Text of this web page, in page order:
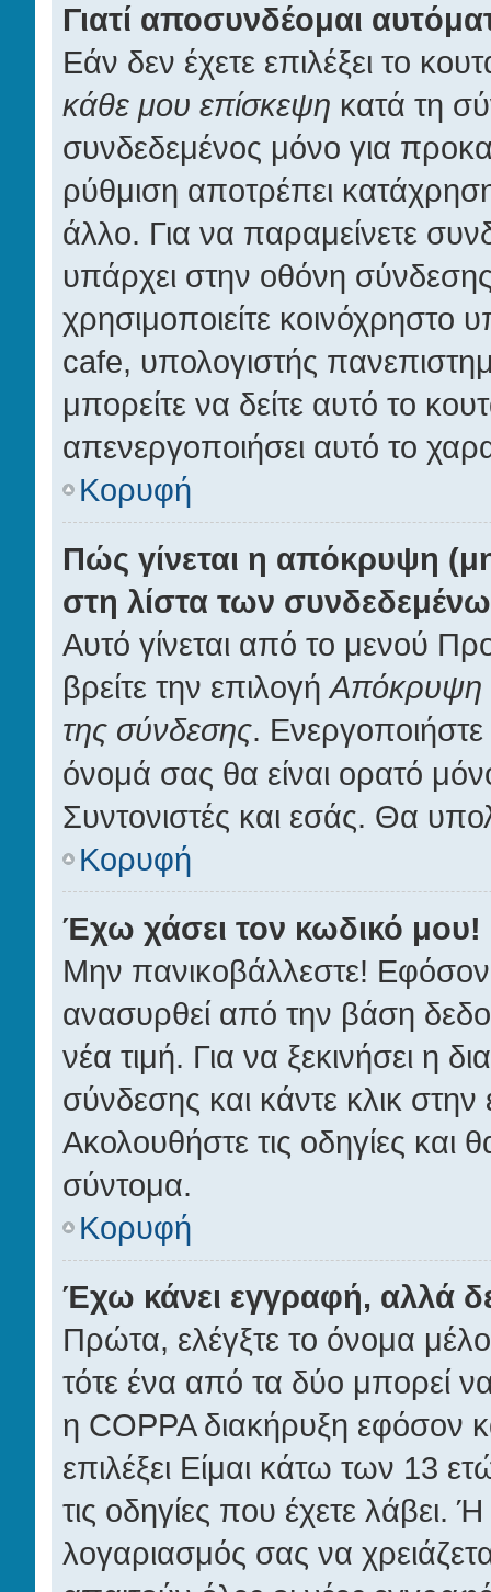
Γιατί αποσυνδέομαι
Εάν δεν έχετε επιλέξει το
κάθε μου επίσκεψη κατά τη
συνδεδεμένος μόνο για
ρύθμιση αποτρέπει
άλλο. Για να παραμείνετε
υπάρχει στην οθόνη
χρησιμοποιείτε κοινόχρηστο
cafe, υπολογιστής
μπορείτε να δείτε αυτό το
απενεργοποιήσει αυτό το
Κορυφή
Πώς γίνεται η απόκρυψη
στη λίστα των
Αυτό γίνεται από το μενού
βρείτε την επιλογήΑπόκρυψη
της σύνδεσης.
όνομά σας θα είναι ορατό
Συντονιστές και εσάς. Θα
Κορυφή
Έχω χάσει τον κωδικό μου!
Μην πανικοβάλλεστε!
ανασυρθεί από την βάση
νέα τιμή. Για να ξεκινήσει η
σύνδεσης και κάντε κλικ
Ακολουθήστε τις οδηγίες και
σύντομα.
Κορυφή
Έχω κάνει εγγραφή, αλλά
Πρώτα, ελέγξτε το όνομα
τότε ένα από τα δύο μπορεί
η COPPA διακήρυξη εφόσον
επιλέξει Είμαι κάτω των 13
τις οδηγίες που έχετε λάβει.
λογαριασμός σας να